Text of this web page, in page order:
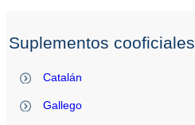
Suplementos cooficiales
Catalán
Gallego